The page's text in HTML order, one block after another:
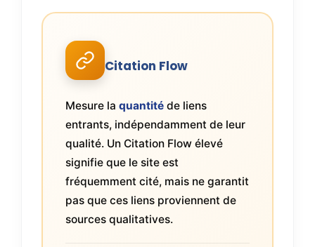
Citation Flow
Mesure la quantité de liens
entrants, indépendamment de leur
qualité. Un Citation Flow élevé
signifie que le site est
fréquemment cité, mais ne garantit
pas que ces liens proviennent de
sources qualitatives.